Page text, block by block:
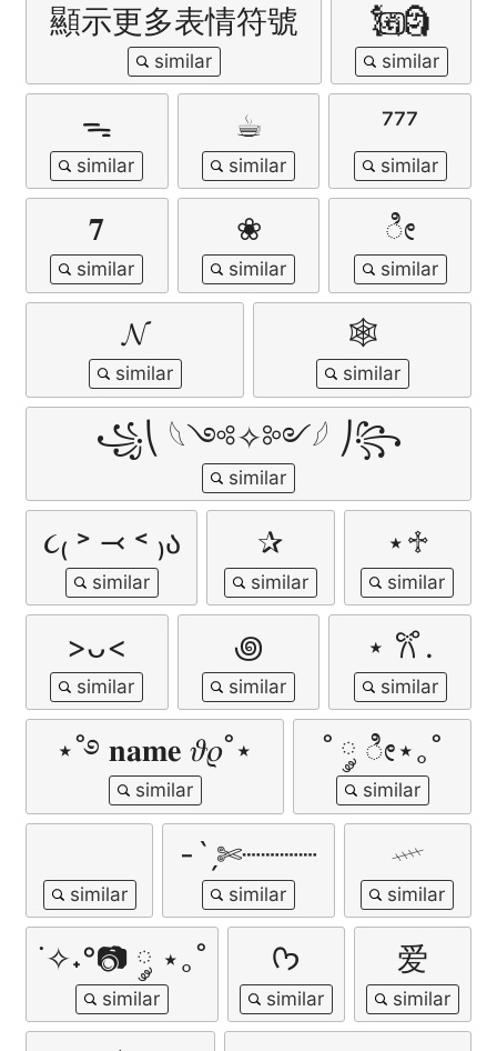
顯示更多表情符號 🗽⃢⃢🗿
ᯓ ☕︎ ⁷⁷⁷ㅤ
𝟕 ❀ ೀ
𝓝 🕸️
꧁⎝ 𓆩༺✧༻𓆪 ⎠꧂
૮₍ ˃ ⤙ ˂ ₎ა ✰ ⋆♱
>ᴗ< ꩜ ⋆ 𐙚 ̊.
⋆˚࿔ 𝐧𝐚𝐦𝐞 𝜗𝜚˚⋆ ˚ ༘ ೀ⋆｡˚
-ˋˏ✄┈┈┈┈ 𓄧
˙✧˖°📷 ༘ ⋆｡˚ ᡣ𐭩 爱